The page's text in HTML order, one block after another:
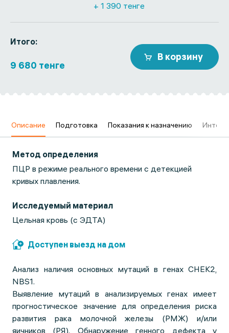
+ 1 390 тенге
Итого:
9 680 тенге
В корзину
Описание Подготовка Показания к назначению
Метод определения
ПЦР в режиме реального времени с детекцией
кривых плавления.
Исследуемый материал
Цельная кровь (с ЭДТА)
Доступен выезд на дом
Анализ наличия основных мутаций в генах CHEK2,
NBS1.
Выявление мутаций в анализируемых генах имеет
прогностическое значение для определения риска
развития рака молочной железы (РМЖ) и/или
яичников (РЯ). Обнаружение генного дефекта у